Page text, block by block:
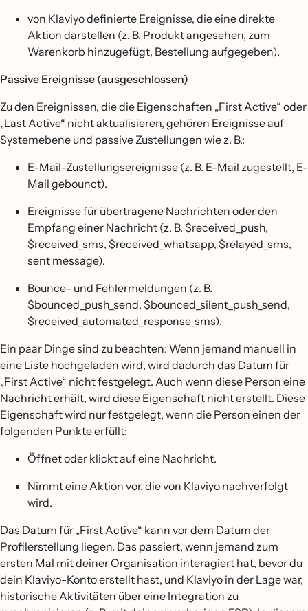
von Klaviyo definierte Ereignisse, die eine direkte
Aktion darstellen (z. B. Produkt angesehen, zum
Warenkorb hinzugefügt, Bestellung aufgegeben).
Passive Ereignisse (ausgeschlossen)
Zu den Ereignissen, die die Eigenschaften „First Active“ oder
„Last Active“ nicht aktualisieren, gehören Ereignisse auf
Systemebene und passive Zustellungen wie z. B.:
E-Mail-Zustellungsereignisse (z. B. E-Mail zugestellt, E-
Mail gebounct).
Ereignisse für übertragene Nachrichten oder den
Empfang einer Nachricht (z. B. $received_push,
$received_sms, $received_whatsapp, $relayed_sms,
sent message).
Bounce- und Fehlermeldungen (z. B.
$bounced_push_send, $bounced_silent_push_send,
$received_automated_response_sms).
Ein paar Dinge sind zu beachten: Wenn jemand manuell in
eine Liste hochgeladen wird, wird dadurch das Datum für
„First Active“ nicht festgelegt. Auch wenn diese Person eine
Nachricht erhält, wird diese Eigenschaft nicht erstellt. Diese
Eigenschaft wird nur festgelegt, wenn die Person einen der
folgenden Punkte erfüllt:
Öffnet oder klickt auf eine Nachricht.
Nimmt eine Aktion vor, die von Klaviyo nachverfolgt
wird.
Das Datum für „First Active“ kann vor dem Datum der
Profilerstellung liegen. Das passiert, wenn jemand zum
ersten Mal mit deiner Organisation interagiert hat, bevor du
dein Klaviyo-Konto erstellt hast, und Klaviyo in der Lage war,
historische Aktivitäten über eine Integration zu